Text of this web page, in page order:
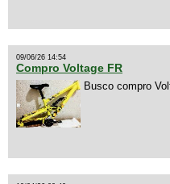
09/06/26 14:54
Compro Voltage FR
Busco compro